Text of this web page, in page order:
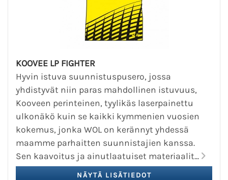
KOOVEE LP FIGHTER
Hyvin istuva suunnistuspusero, jossa
yhdistyvät niin paras mahdollinen istuvuus,
Kooveen perinteinen, tyylikäs laserpainettu
ulkonäkö kuin se kaikki kymmenien vuosien
kokemus, jonka WOL on kerännyt yhdessä
maamme parhaitten suunnistajien kanssa.
Sen kaavoitus ja ainutlaatuiset materiaalit...